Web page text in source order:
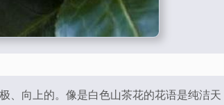
、向上的。像是白色山茶花的花语是纯洁天